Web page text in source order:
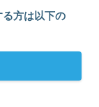
方は以下の